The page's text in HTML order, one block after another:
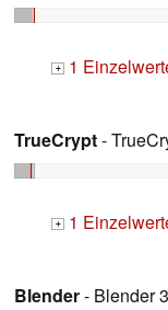
+ 1
TrueCrypt-
+ 1
Blender- Blender